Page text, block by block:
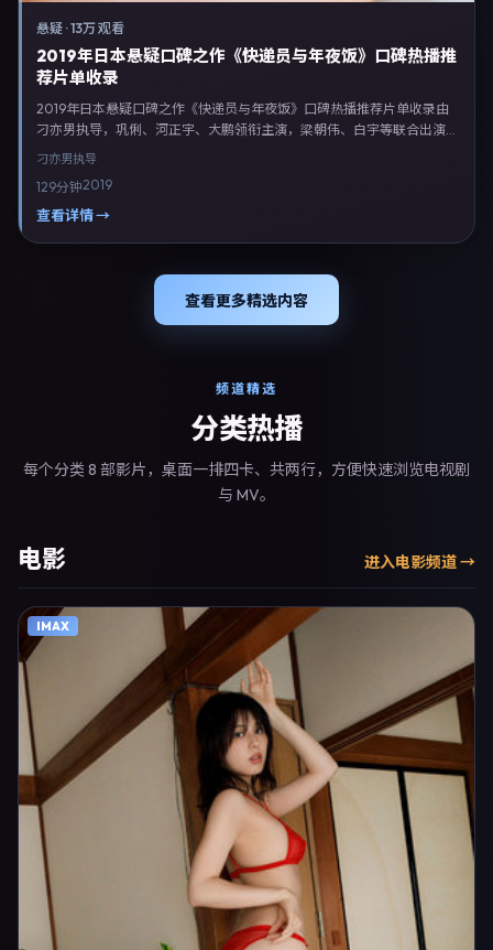
悬疑 ·13万 观看
2019年日本悬疑口碑之作《快递员与年夜饭》口碑热播推
荐片单收录
2019年日本悬疑口碑之作《快递员与年夜饭》口碑热播推荐片单收录由
刁亦男执导，巩俐、河正宇、大鹏领衔主演，梁朝伟、白宇等联合出演。
剧情以悬疑类型为主线，融合日本本土叙事与人物弧光，适合检索「悬疑
与后期，同年季度档期内全渠道上线与二轮放映。影片在节奏、摄影与配
乐上强调沉浸体验，可作为片单推荐、影评长文与专题策划的引用素材。
刁亦男执导
129分钟2019
查看详情 →
查看更多精选内容
频道精选
分类热播
每个分类 8 部影片，桌面一排四卡、共两行，方便快速浏览电视剧
与 MV。
电影 进入电影频道 →
IMAX